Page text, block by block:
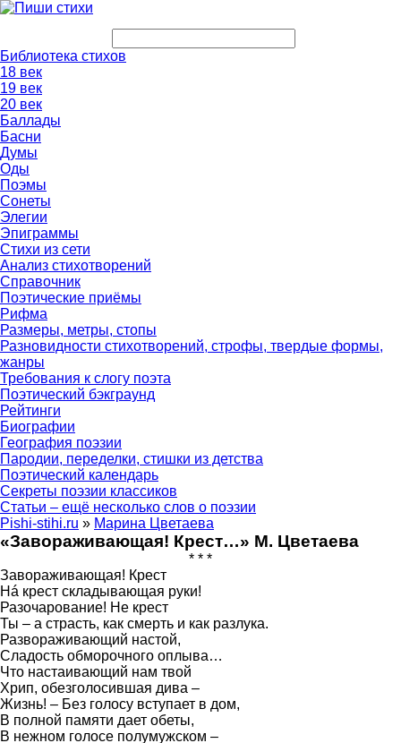
Библиотека стихов
18 век
19 век
20 век
Баллады
Басни
Думы
Оды
Поэмы
Сонеты
Элегии
Эпиграммы
Стихи из сети
Анализ стихотворений
Справочник
Поэтические приёмы
Рифма
Размеры, метры, стопы
Разновидности стихотворений, строфы, твердые формы,
жанры
Требования к слогу поэта
Поэтический бэкграунд
Рейтинги
Биографии
География поэзии
Пародии, переделки, стишки из детства
Поэтический календарь
Секреты поэзии классиков
Статьи – ещё несколько слов о поэзии
Pishi-stihi.ru » Марина Цветаева
«Завораживающая! Крест…» М. Цветаева
* * *
Завораживающая! Крест
Нá крест складывающая руки!
Разочарование! Не крест
Ты – а страсть, как смерть и как разлука.
Развораживающий настой,
Сладость обморочного оплыва…
Что настаивающий нам твой
Хрип, обезголосившая дива –
Жизнь! – Без голосу вступает в дом,
В полной памяти дает обеты,
В нежном голосе полумужском –